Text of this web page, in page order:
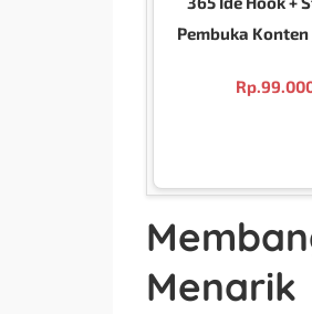
Pembuka
Video Langsung
Rp.
Menarik